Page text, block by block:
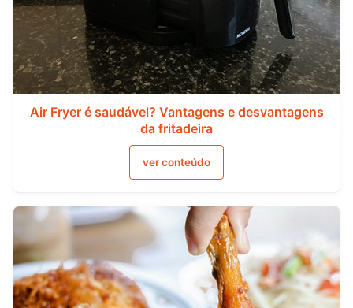
Air Fryer é saudável? Vantagens e desvantagens
da fritadeira
ver conteúdo